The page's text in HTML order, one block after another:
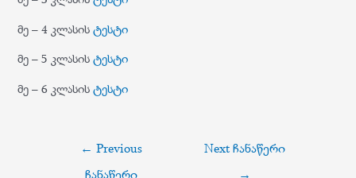
მე – 4 კლასისტესტი
მე – 5 კლასისტესტი
მე – 6 კლასისტესტი
← Previous
ჩანაწერი
Next ჩანაწერი
→